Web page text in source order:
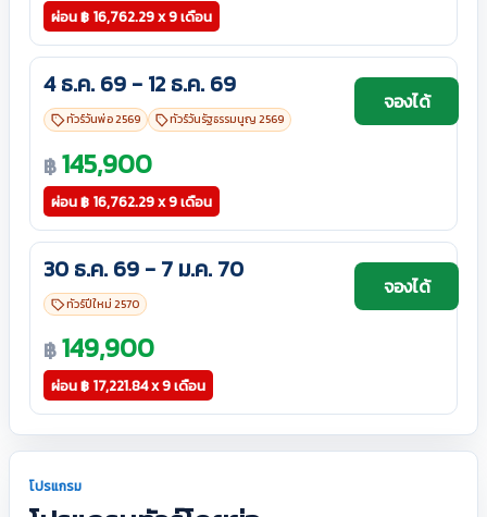
ผ่อน฿ 16,762.29 x 9 เดือน
4 ธ.ค. 69 - 12 ธ.ค. 69
ทัวร์วันพ่อ 2569 ทัวร์วันรัฐธรรมนูญ 2569
฿145,900
ผ่อน฿ 16,762.29 x 9 เดือน
จองได้
30 ธ.ค. 69 - 7 ม.ค. 70
ทัวร์ปีใหม่ 2570
฿149,900
ผ่อน฿ 17,221.84 x 9 เดือน
จองได้
โปรแกรม